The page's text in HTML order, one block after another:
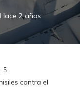
Hace 2 años
contra el